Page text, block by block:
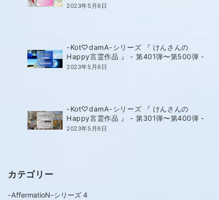
2023年5月6日
-Kot♡damA-シリーズ 『 けんさんの
Happy言霊作品 』 - 第401弾〜第500弾 -
2023年5月6日
-Kot♡damA-シリーズ 『 けんさんの
Happy言霊作品 』 - 第301弾〜第400弾 -
2023年5月6日
カテゴリー
-AffermatioN-シリーズ 4